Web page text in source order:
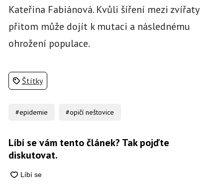
Kateřina Fabiánová. Kvůli šíření mezi zvířaty
přitom může dojít k mutaci a následnému
ohrožení populace.
Štítky
#epidemie #opičí neštovice
Líbí se vám tento článek? Tak pojďte
diskutovat.